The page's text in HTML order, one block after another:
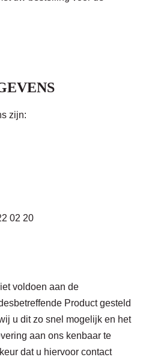
zijn:
02 20
voldoen aan de
Product gesteld
u dit zo snel mogelijk en het
aan ons kenbaar te
dat u hiervoor contact